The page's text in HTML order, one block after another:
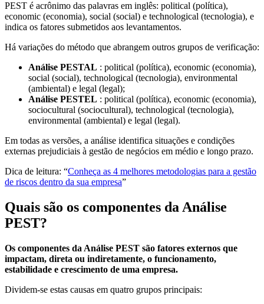
PEST é acrônimo das palavras em inglês: political (política),
economic (economia), social (social) e technological (tecnologia), e
indica os fatores submetidos aos levantamentos.
Há variações do método que abrangem outros grupos de verificação:
Análise PESTAL : political (política), economic (economia),
social (social), technological (tecnologia), environmental
(ambiental) e legal (legal);
Análise PESTEL : political (política), economic (economia),
sociocultural (sociocultural), technological (tecnologia),
environmental (ambiental) e legal (legal).
Em todas as versões, a análise identifica situações e condições
externas prejudiciais à gestão de negócios em médio e longo prazo.
Dica de leitura: “Conheça as 4 melhores metodologias para a gestão
de riscos dentro da sua empresa”
Quais são os componentes da Análise
PEST?
Os componentes da Análise PEST são fatores externos que
impactam, direta ou indiretamente, o funcionamento,
estabilidade e crescimento de uma empresa.
Dividem-se estas causas em quatro grupos principais: